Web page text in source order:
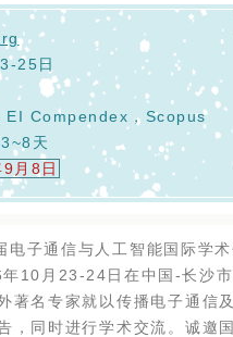
25日
EI Compendex，Scopus
天
月8日
电子通信与人工智能国际学
10月23-24日在中国-长沙
著名专家就以传播电子通信
，同时进行学术交流。诚邀